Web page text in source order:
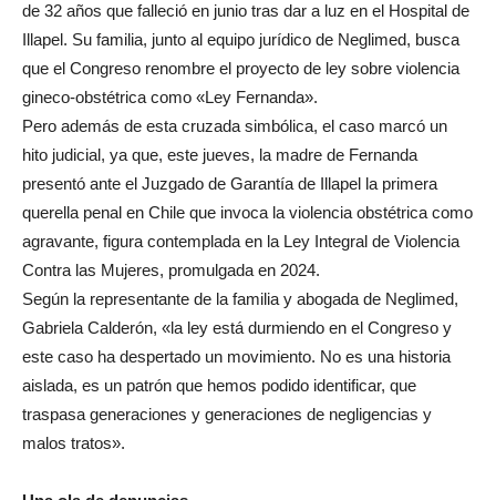
de 32 años que falleció en junio tras dar a luz en el Hospital de
Illapel. Su familia, junto al equipo jurídico de Neglimed, busca
que el Congreso renombre el proyecto de ley sobre violencia
gineco-obstétrica como «Ley Fernanda».
Pero además de esta cruzada simbólica, el caso marcó un
hito judicial, ya que, este jueves, la madre de Fernanda
presentó ante el Juzgado de Garantía de Illapel la primera
querella penal en Chile que invoca la violencia obstétrica como
agravante, figura contemplada en la Ley Integral de Violencia
Contra las Mujeres, promulgada en 2024.
Según la representante de la familia y abogada de Neglimed,
Gabriela Calderón, «la ley está durmiendo en el Congreso y
este caso ha despertado un movimiento. No es una historia
aislada, es un patrón que hemos podido identificar, que
traspasa generaciones y generaciones de negligencias y
malos tratos».